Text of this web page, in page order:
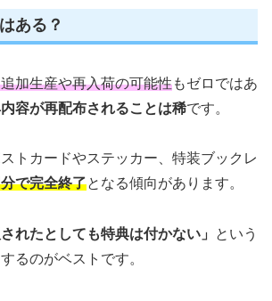
ある？
加生産や再入荷の可能性もゼロではあ
容が再配布されることは稀です。
トカードやステッカー、特装ブックレ
で完全終了となる傾向があります。
されたとしても特典は付かない」
という
るのがベストです。